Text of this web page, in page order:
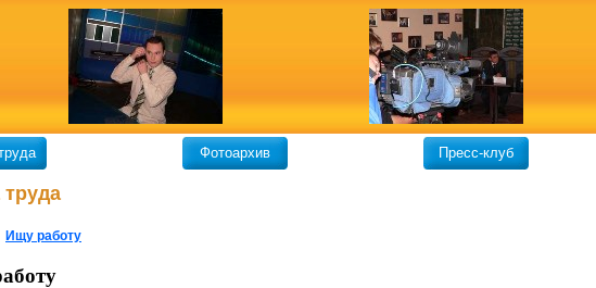
Фотоархив Пресс-клуб
Ищу работу